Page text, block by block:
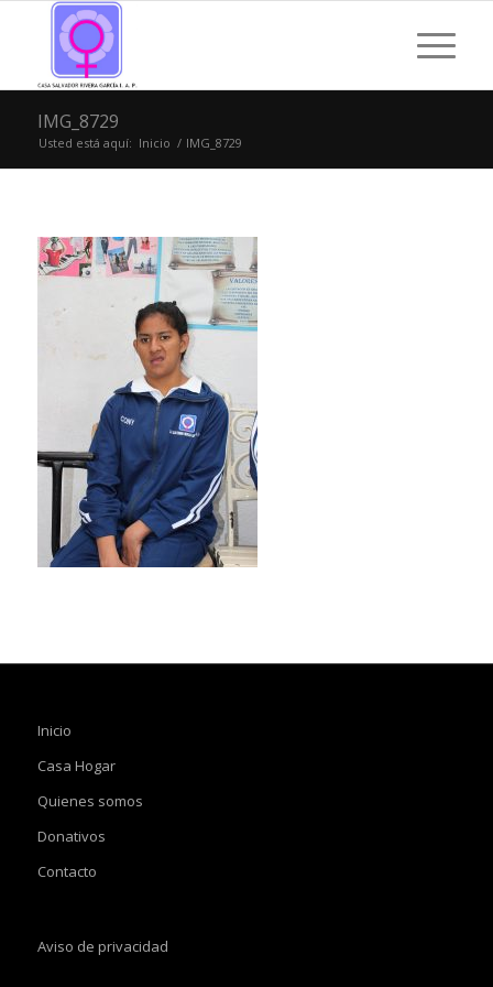
IMG_8729
Usted está aquí: Inicio / IMG_8729
Inicio
Casa Hogar
Quienes somos
Donativos
Contacto
Aviso de privacidad